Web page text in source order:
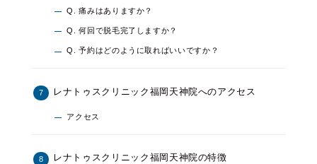
Q. 痛みはありますか？
Q. 何回で脱毛完了しますか？
Q. 予約はどのように取ればいいですか？
レナトゥスクリニック福岡天神院へのアクセス
アクセス
レナトゥスクリニック福岡天神院の特徴